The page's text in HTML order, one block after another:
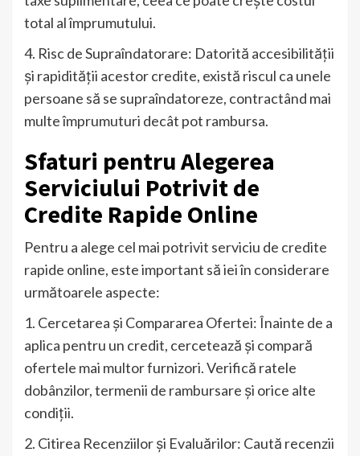
total al împrumutului.
4. Risc de Supraîndatorare: Datorită accesibilității
și rapidității acestor credite, există riscul ca unele
persoane să se supraîndatoreze, contractând mai
multe împrumuturi decât pot rambursa.
Sfaturi pentru Alegerea
Serviciului Potrivit de
Credite Rapide Online
Pentru a alege cel mai potrivit serviciu de credite
rapide online, este important să iei în considerare
următoarele aspecte:
1. Cercetarea și Compararea Ofertei: Înainte de a
aplica pentru un credit, cercetează și compară
ofertele mai multor furnizori. Verifică ratele
dobânzilor, termenii de rambursare și orice alte
condiții.
2. Citirea Recenziilor și Evaluărilor: Caută recenzii